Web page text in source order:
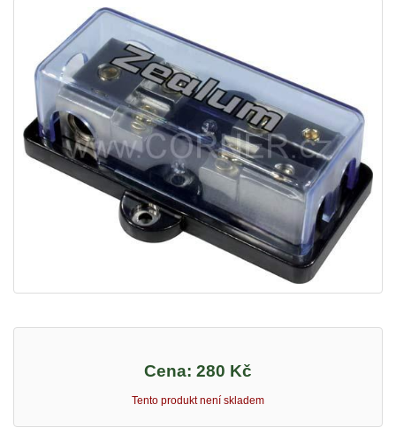
Cena: 280 Kč
Tento produkt není skladem